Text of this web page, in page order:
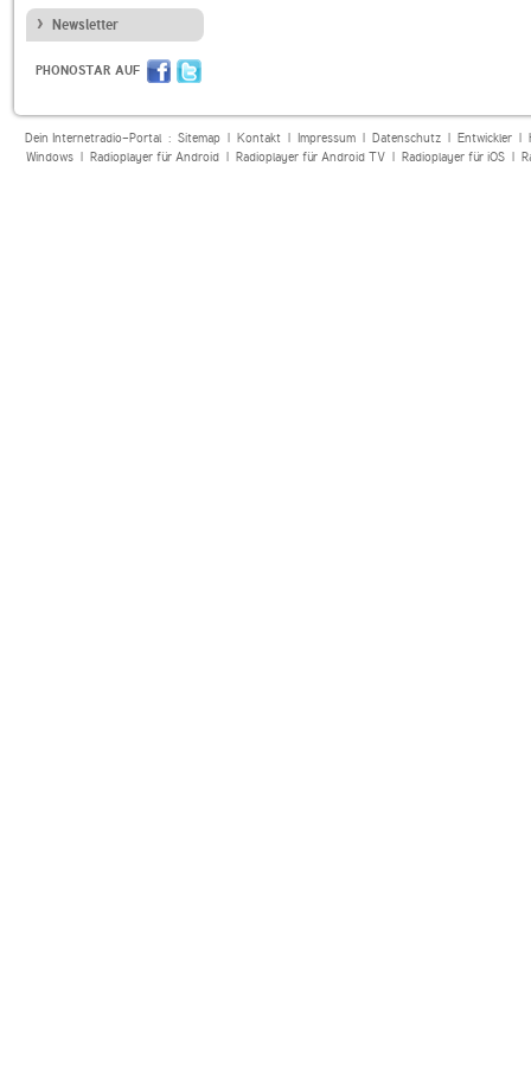
Newsletter
PHONOSTAR AUF
Dein Internetradio-Portal : Sitemap| Kontakt| Impressum| Datenschutz| Entwickler|
Windows| Radioplayer für Android| Radioplayer für Android TV| Radioplayer für iOS|